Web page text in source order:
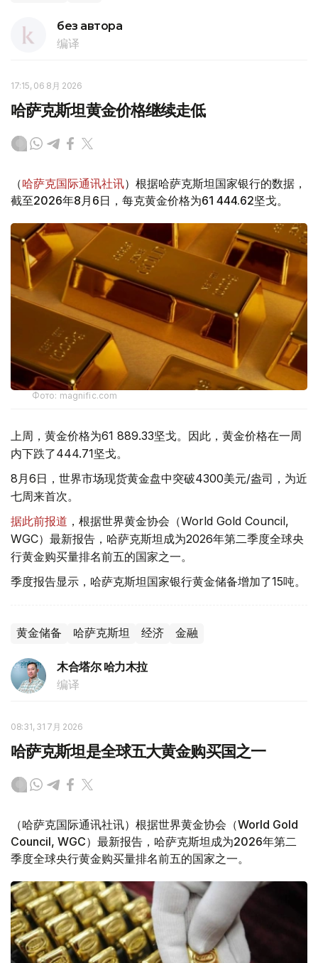
без автора
编译
17:15, 06 8月 2026
哈萨克斯坦黄金价格继续走低
（哈萨克国际通讯社讯）根据哈萨克斯坦国家银行的数据，
截至2026年8月6日，每克黄金价格为61 444.62坚戈。
Фото: magnific.com
上周，黄金价格为61 889.33坚戈。因此，黄金价格在一周
内下跌了444.71坚戈。
8月6日，世界市场现货黄金盘中突破4300美元/盎司，为近
七周来首次。
据此前报道 ，根据世界黄金协会（World Gold Council,
WGC）最新报告，哈萨克斯坦成为2026年第二季度全球央
行黄金购买量排名前五的国家之一。
季度报告显示，哈萨克斯坦国家银行黄金储备增加了15吨。
黄金储备 哈萨克斯坦 经济 金融
木合塔尔 哈力木拉
编译
08:31, 31 7月 2026
哈萨克斯坦是全球五大黄金购买国之一
（哈萨克国际通讯社讯）根据世界黄金协会（World Gold
Council, WGC）最新报告，哈萨克斯坦成为2026年第二
季度全球央行黄金购买量排名前五的国家之一。